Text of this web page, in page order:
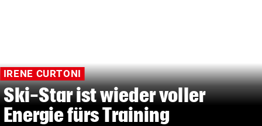
IRENE CURTONI
Ski-Star ist wieder voller
Energie fürs Training